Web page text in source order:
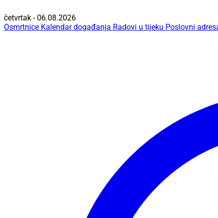
četvrtak - 06.08.2026
Osmrtnice Kalendar događanja Radovi u tijeku Poslovni